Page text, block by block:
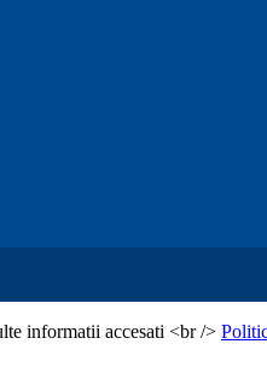
informatii accesati <br />